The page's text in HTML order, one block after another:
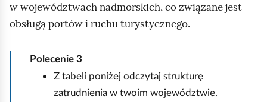
w województwach nadmorskich, co związane jest
obsługą portów i ruchu turystycznego.
Polecenie 3
Z tabeli poniżej odczytaj strukturę
zatrudnienia w twoim województwie.